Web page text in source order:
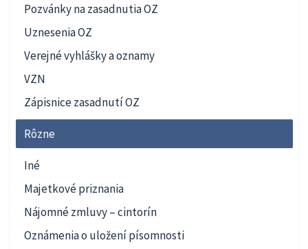
Pozvánky na zasadnutia OZ
Uznesenia OZ
Verejné vyhlášky a oznamy
VZN
Zápisnice zasadnutí OZ
Rôzne
Iné
Majetkové priznania
Nájomné zmluvy – cintorín
Oznámenia o uložení písomnosti